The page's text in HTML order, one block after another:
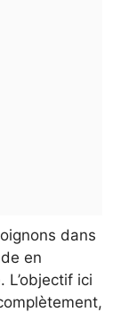
dans
en
L’objectif ici